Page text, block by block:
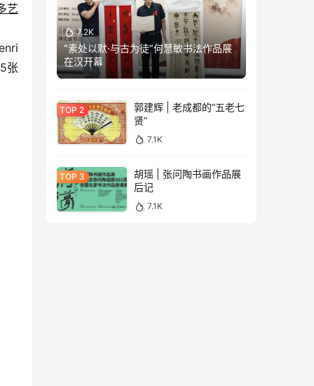
艺
张
7.2K
“素处以默·与古为徒”何慧敏书法作品展
在汉开幕
郭建辉 | 老成都的“五老七
贤”
7.1K
胡瑶 | 张问陶书画作品展
后记
7.1K